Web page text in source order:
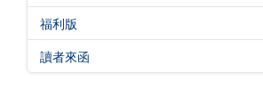
福利版
讀者來函